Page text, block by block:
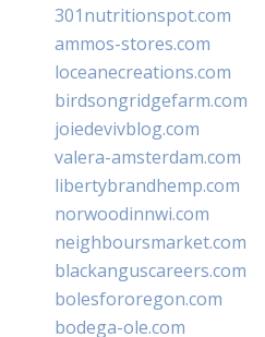
301nutritionspot.com
ammos-stores.com
loceanecreations.com
birdsongridgefarm.com
joiedevivblog.com
valera-amsterdam.com
libertybrandhemp.com
norwoodinnwi.com
neighboursmarket.com
blackanguscareers.com
bolesfororegon.com
bodega-ole.com